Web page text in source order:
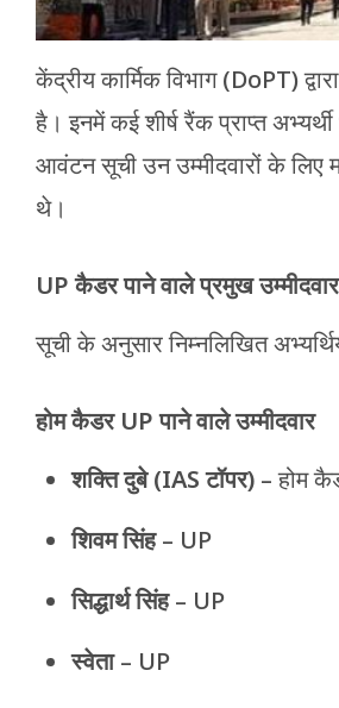
केंद्रीय कार्मिक विभाग (DoPT)
है। इनमें कई शीर्ष रैंक प्राप्त
आवंटन सूची उन उम्मीदवारों के लिए
थे।
UP कैडर पाने वाले प्रमुख उम्मीदवार
सूची के अनुसार निम्नलिखित
होम कैडर UP पाने वाले उम्मीदवार
शक्ति दुबे (IAS टॉपर) – होम
शिवम सिंह– UP
सिद्धार्थ सिंह– UP
स्वेता– UP